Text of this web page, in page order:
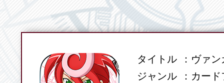
SPECタイトル
ヴァン
ジャンル
カード